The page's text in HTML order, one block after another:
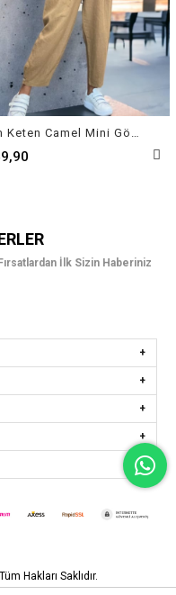
İlk Sizin Haberiniz
Hakları Saklıdır.